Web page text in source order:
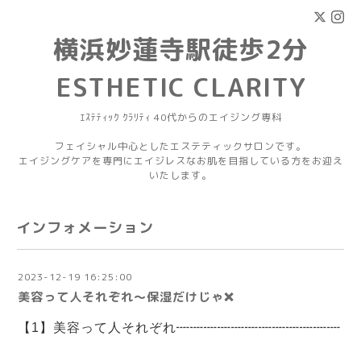
横浜妙蓮寺駅徒歩2分
ESTHETIC CLARITY
ｴｽﾃﾃｨｯｸ ｸﾗﾘﾃｨ 40代からのエイジング専科
フェイシャル中心としたエステティックサロンです。
エイジングケアを専門にエイジレスなお肌を目指している方をお迎え
いたします。
インフォメーション
2023-12-19 16:25:00
美容って人それぞれ～保湿だけじゃ❌
【1】美容って人それぞれ┉┉┉┉┉┉┉┉┉┉┉┉